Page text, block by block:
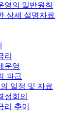
영의 일반원칙
상세 설명자료
리
운영
파급
일정 및 자료
정회의
리 추이